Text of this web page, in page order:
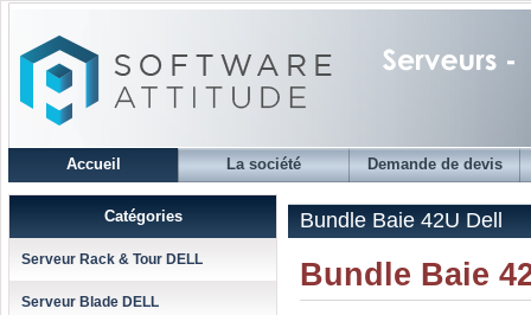
Accueil La société Demande de devis
Catégories
Serveur Rack & Tour DELL
Serveur Blade DELL
Bundle Baie 42U Dell
Bundle Baie